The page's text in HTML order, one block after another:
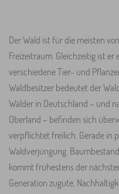
Der Wald ist für die meisten
Freizeitraum. Gleichzeitig ist
verschiedene Tier- und
Waldbesitzer bedeutet der
Wälder in Deutschland – und
Oberland – befinden sich
verpflichtet freilich. Gerade in
Waldverjüngung.
kommt frühestens der
Generation zugute.